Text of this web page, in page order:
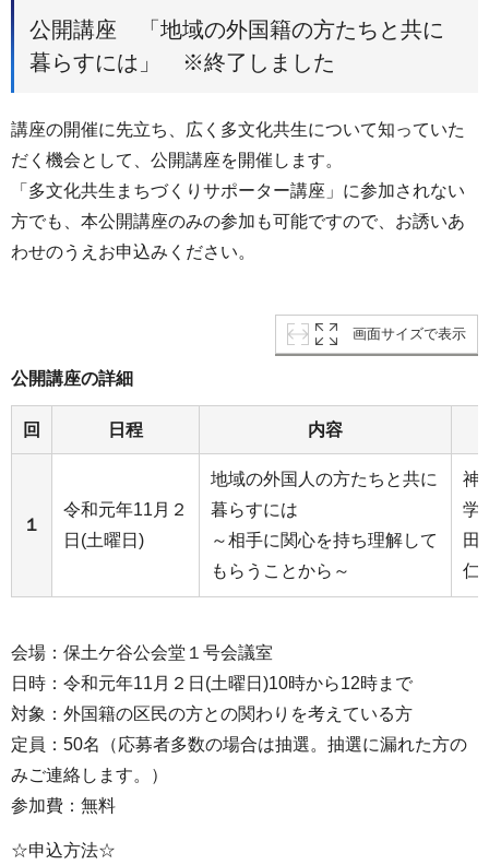
公開講座 「地域の外国籍の方たちと共に
暮らすには」 ※終了しました
講座の開催に先立ち、広く多文化共生について知っていた
だく機会として、公開講座を開催します。
「多文化共生まちづくりサポーター講座」に参加されない
方でも、本公開講座のみの参加も可能ですので、お誘いあ
わせのうえお申込みください。
画面サイズで表示
公開講座の詳細
回 日程 内容
１
令和元年11月２
日(土曜日)
地域の外国人の方たちと共に
暮らすには
～相手に関心を持ち理解して
もらうことから～
神
学
田
仁
会場：保土ケ谷公会堂１号会議室
日時：令和元年11月２日(土曜日)10時から12時まで
対象：外国籍の区民の方との関わりを考えている方
定員：50名（応募者多数の場合は抽選。抽選に漏れた方の
みご連絡します。）
参加費：無料
☆申込方法☆